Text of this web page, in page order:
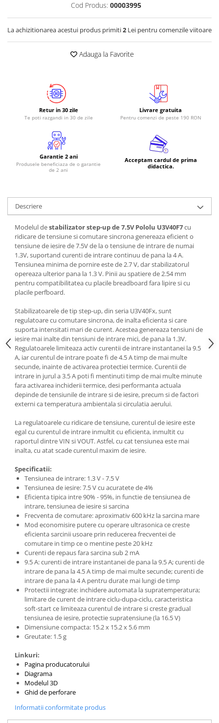
Telecomenzi
Componente
Condensatoare
Generale
LED
Microcontrollere AVR
PCB - Placute Circuit
Rezistoare
Creion 3D 3Doodler
Imprimante 3D
3Doodler
Componente
Componente
Componente E3D
Filament Premium ABS 1.75 mm
Filament Premium ABS 3 mm
Filament Premium PLA 1.75 mm
Filamente Speciale
Prusa I3 DIY Kit
Carti
Pentru Incepatori
Kituri incepatori Arduino
Pentru Incepatori
Micro:bit
Junior Robotics
Junior Robotics
Lego Education
STEM Education
Ugears
Kit Fun
Kit Roboti
Puzzle mecanic Ugears
Organizator de chei Wunderkey
Constructor foto Mozabrick &
Qbrix
Puzzle lemn Cluebox
Cod Produs: 00003995
La achizitionarea acestui produs primiti2 Lei pentru comenzile viitoare
Adauga la Favorite
Retur in 30 zile
Te poti razgandi in 30 de zile
Livrare gratuita
Pentru comenzi de peste 190 RON
Garantie 2 ani
Produsele beneficiaza de o garantie
de 2 ani
Acceptam cardul de prima
didactica.
Descriere
Modelul destabilizator step-up de 7.5V Pololu U3V40F7cu
ridicare de tensiune si comutare sincrona genereaza eficient o
tensiune de iesire de 7.5V de la o tensiune de intrare de numai
1.3V, suportand curenti de intrare continuu de pana la 4 A.
Tensiunea minima de pornire este de 2.7 V, dar stabilizatorul
opereaza ulterior pana la 1.3 V. Pinii au spatiere de 2.54 mm
pentru compatibilitatea cu placile breadboard fara lipire si cu
placile perfboard.
Stabilizatoarele de tip step-up, din seria U3V40Fx, sunt
regulatoare cu comutare sincrona, de inalta eficienta si care
suporta intensitati mari de curent. Acestea genereaza tensiuni de
iesire mai inalte din tensiuni de intrare mici, de pana la 1.3V.
Regulatoarele limiteaza activ curentii de intrare instantanei la 9.5
A, iar curentul de intrare poate fi de 4.5 A timp de mai multe
secunde, inainte de activarea protectiei termice. Curentii de
intrare in jurul a 3.5 A poti fi mentinuti timp de mai multe minute
fara activarea inchiderii termice, desi performanta actuala
depinde de tensiunile de intrare si de iesire, precum si de factori
externi ca temperatura ambientala si circulatia aerului.
La regulatoarele cu ridicare de tensiune, curentul de iesire este
egal cu curentul de intrare inmultit cu eficienta, inmultit cu
raportul dintre VIN si VOUT. Astfel, cu cat tensiunea este mai
inalta, cu atat scade curentul maxim de iesire.
Specificatii:
Tensiunea de intrare: 1.3 V - 7.5 V
Tensiunea de iesire: 7.5 V cu acuratete de 4%
Eficienta tipica intre 90% - 95%, in functie de tensiunea de
intrare, tensiunea de iesire si sarcina
Frecventa de comutare: aproximativ 600 kHz la sarcina mare
Mod economisire putere cu operare ultrasonica ce creste
eficienta sarcinii usoare prin reducerea frecventei de
comutare in timp ce o mentine peste 20 kHz
Curenti de repaus fara sarcina sub 2 mA
9.5 A: curenti de intrare instantanei de pana la 9.5 A; curenti de
intrare de pana la 4.5 A timp de mai multe secunde; curenti de
intrare de pana la 4 A pentru durate mai lungi de timp
Protectii integrate: inchidere automata la supratemperatura;
limitare de curent de intrare ciclu-dupa-ciclu, caracteristica
soft-start ce limiteaza curentul de intrare si creste gradual
tensiunea de iesire, protectie supratensiune (la 16.5 V)
Dimensiune compacta: 15.2 x 15.2 x 5.6 mm
Greutate: 1.5 g
Linkuri:
Pagina producatorului
Diagrama
Modelul 3D
Ghid de perforare
Informatii conformitate produs